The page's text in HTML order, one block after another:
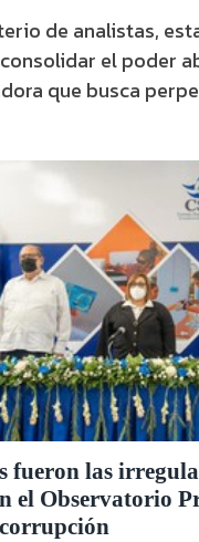
de analistas,
el poder
que busca
fueron las
el Observatorio